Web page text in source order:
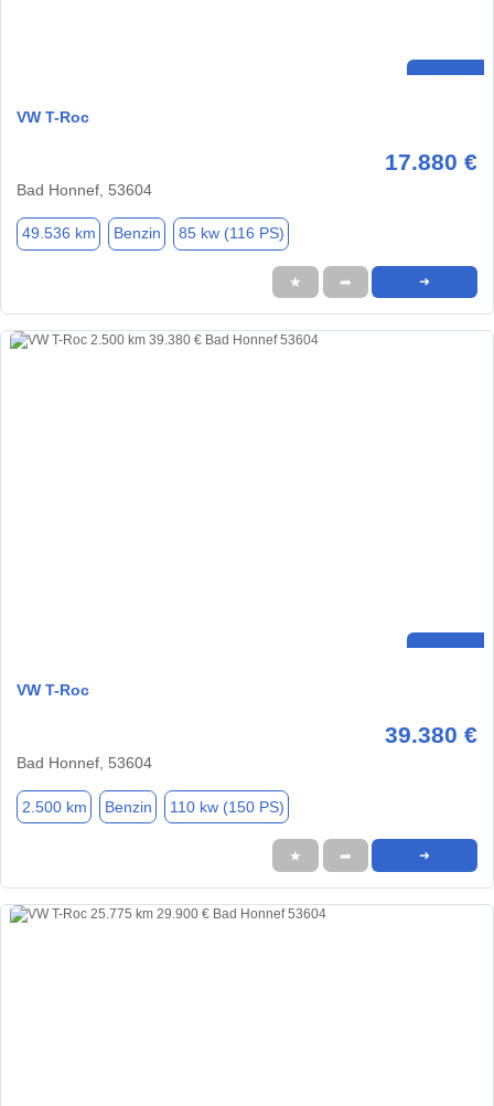
VW T-Roc
17.880 €
Bad Honnef, 53604
49.536 km Benzin 85 kw (116 PS)
★ ➦ ➜
VW T-Roc
39.380 €
Bad Honnef, 53604
2.500 km Benzin 110 kw (150 PS)
★ ➦ ➜